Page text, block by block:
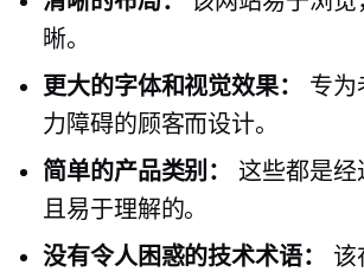
晰。
更大的字体和视觉效果：
专为
力障碍的顾客而设计。
简单的产品类别：
这些都是经
且易于理解的。
没有令人困惑的技术术语：
该